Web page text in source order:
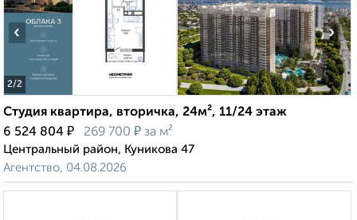
2/2
‹ ›
Студия квартира, вторичка, 24м², 11/24 этаж
6 524 804 ₽ 269 700 ₽ за м²
Центральный район, Куникова 47
Агентство, 04.08.2026